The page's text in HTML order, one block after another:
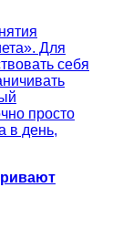
Для
себя
просто
в день,